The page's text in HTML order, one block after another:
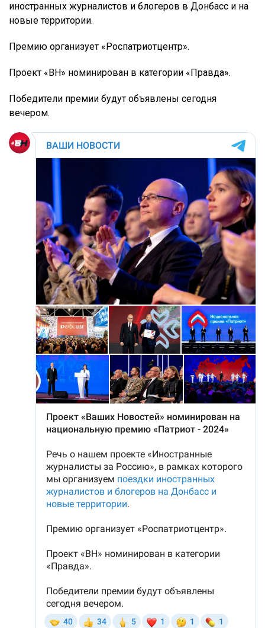
иностранных журналистов и блогеров в Донбасс и на
новые территории.
Премию организует «Роспатриотцентр».
Проект «ВН» номинирован в категории «Правда».
Победители премии будут объявлены сегодня
вечером.